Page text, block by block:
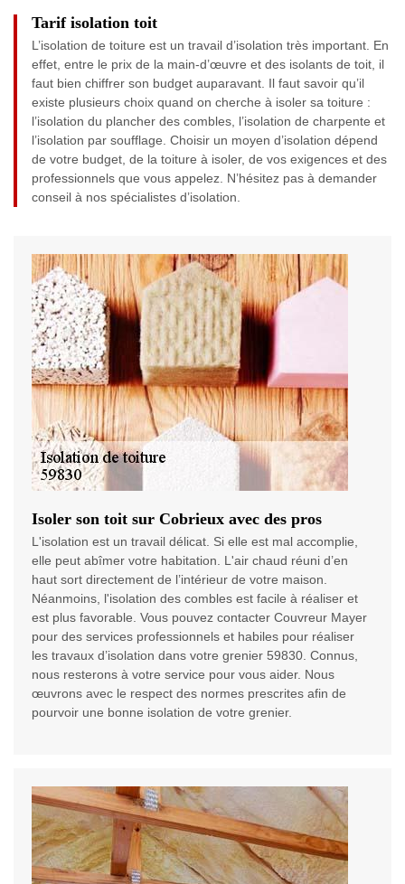
Tarif isolation toit
L’isolation de toiture est un travail d’isolation très important. En
effet, entre le prix de la main-d’œuvre et des isolants de toit, il
faut bien chiffrer son budget auparavant. Il faut savoir qu’il
existe plusieurs choix quand on cherche à isoler sa toiture :
l’isolation du plancher des combles, l’isolation de charpente et
l’isolation par soufflage. Choisir un moyen d’isolation dépend
de votre budget, de la toiture à isoler, de vos exigences et des
professionnels que vous appelez. N’hésitez pas à demander
conseil à nos spécialistes d’isolation.
Isoler son toit sur Cobrieux avec des pros
L'isolation est un travail délicat. Si elle est mal accomplie,
elle peut abîmer votre habitation. L'air chaud réuni d’en
haut sort directement de l’intérieur de votre maison.
Néanmoins, l'isolation des combles est facile à réaliser et
est plus favorable. Vous pouvez contacter Couvreur Mayer
pour des services professionnels et habiles pour réaliser
les travaux d’isolation dans votre grenier 59830. Connus,
nous resterons à votre service pour vous aider. Nous
œuvrons avec le respect des normes prescrites afin de
pourvoir une bonne isolation de votre grenier.